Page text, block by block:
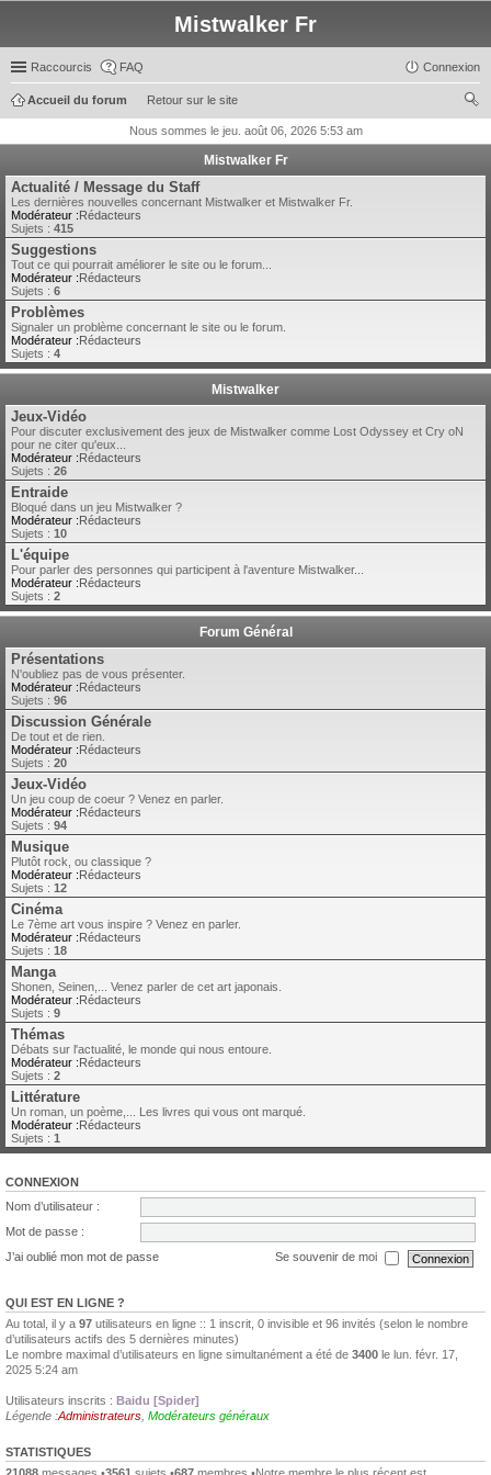
Mistwalker Fr
Raccourcis FAQ Connexion
Retour sur le site
Accueil du forum
ch
Nous sommes le jeu. août 06, 2026 5:53 am
Mistwalker Fr
Actualité / Message du Staff
Les dernières nouvelles concernant Mistwalker et Mistwalker Fr.
Modérateur :Rédacteurs
Sujets : 415
Suggestions
Tout ce qui pourrait améliorer le site ou le forum...
Modérateur :Rédacteurs
Sujets : 6
Problèmes
Signaler un problème concernant le site ou le forum.
Modérateur :Rédacteurs
Sujets : 4
Mistwalker
Jeux-Vidéo
Pour discuter exclusivement des jeux de Mistwalker comme Lost Odyssey et Cry oN
pour ne citer qu'eux...
Modérateur :Rédacteurs
Sujets : 26
Entraide
Bloqué dans un jeu Mistwalker ?
Modérateur :Rédacteurs
Sujets : 10
L'équipe
Pour parler des personnes qui participent à l'aventure Mistwalker...
Modérateur :Rédacteurs
Sujets : 2
Forum Général
Présentations
N'oubliez pas de vous présenter.
Modérateur :Rédacteurs
Sujets : 96
Discussion Générale
De tout et de rien.
Modérateur :Rédacteurs
Sujets : 20
Jeux-Vidéo
Un jeu coup de coeur ? Venez en parler.
Modérateur :Rédacteurs
Sujets : 94
Musique
Plutôt rock, ou classique ?
Modérateur :Rédacteurs
Sujets : 12
Cinéma
Le 7ème art vous inspire ? Venez en parler.
Modérateur :Rédacteurs
Sujets : 18
Manga
Shonen, Seinen,... Venez parler de cet art japonais.
Modérateur :Rédacteurs
Sujets : 9
Thémas
Débats sur l'actualité, le monde qui nous entoure.
Modérateur :Rédacteurs
Sujets : 2
Littérature
Un roman, un poème,... Les livres qui vous ont marqué.
Modérateur :Rédacteurs
Sujets : 1
CONNEXION
Nom d’utilisateur :
Mot de passe :
J’ai oublié mon mot de passe
Se souvenir de moi
QUI EST EN LIGNE ?
Au total, il y a 97 utilisateurs en ligne :: 1 inscrit, 0 invisible et 96 invités (selon le nombre
d’utilisateurs actifs des 5 dernières minutes)
Le nombre maximal d’utilisateurs en ligne simultanément a été de 3400 le lun. févr. 17,
2025 5:24 am
Utilisateurs inscrits : Baidu [Spider]
Légende :Administrateurs Modérateurs généraux
STATISTIQUES